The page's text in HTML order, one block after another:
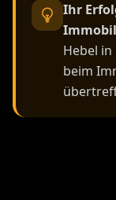
Ihr
Hebel
beim